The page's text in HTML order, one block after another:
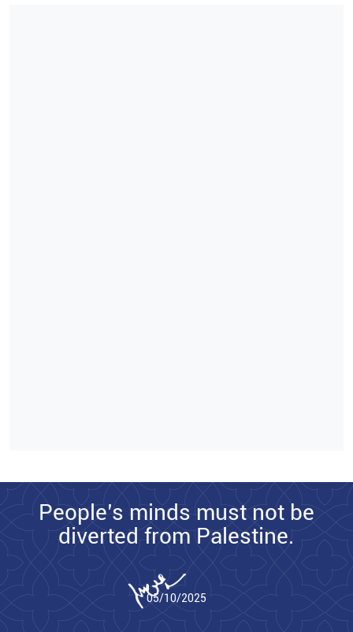
People’s minds must not be
diverted from Palestine.
05/10/2025